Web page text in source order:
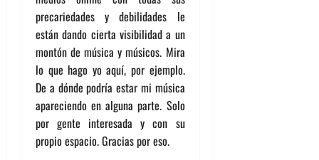
precariedades y debilidades le
están dando cierta visibilidad a un
montón de música y músicos. Mira
lo que hago yo aquí, por ejemplo.
De a dónde podría estar mi música
apareciendo en alguna parte. Solo
por gente interesada y con su
propio espacio. Gracias por eso.